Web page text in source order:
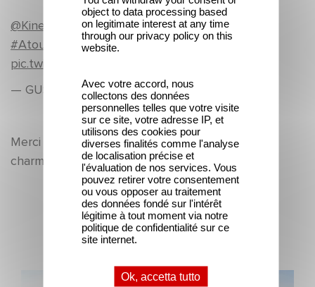
@Kinepolis_FRpour avoir vu l'équipe d'
#AtouteEpreuveà Paris il sont trop sympa :-)
pic.twitter.com/vvZNZVjeiC
— GUS WATERS (@TFIOSOKAY95)
Merci à tous pour vos contributions qui ont su
charmer toute l'équipe du film.
Ultime notizie
Gaumont e Good Hero annunciano il seguito di Ballerina
object to data processing based
on legitimate interest at any time
through our privacy policy on this
website.
Avec votre accord, nous
collectons des données
personnelles telles que votre visite
sur ce site, votre adresse IP, et
utilisons des cookies pour
diverses finalités comme l'analyse
de localisation précise et
l'évaluation de nos services. Vous
pouvez retirer votre consentement
ou vous opposer au traitement
des données fondé sur l'intérêt
légitime à tout moment via notre
politique de confidentialité sur ce
site internet.
Ok, accetta tutto